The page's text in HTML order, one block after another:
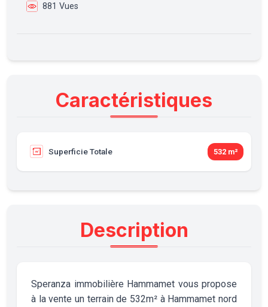
881 Vues
Caractéristiques
Superficie Totale 532 m²
Description
Speranza immobilière Hammamet vous propose
à la vente un terrain de 532m² à Hammamet nord